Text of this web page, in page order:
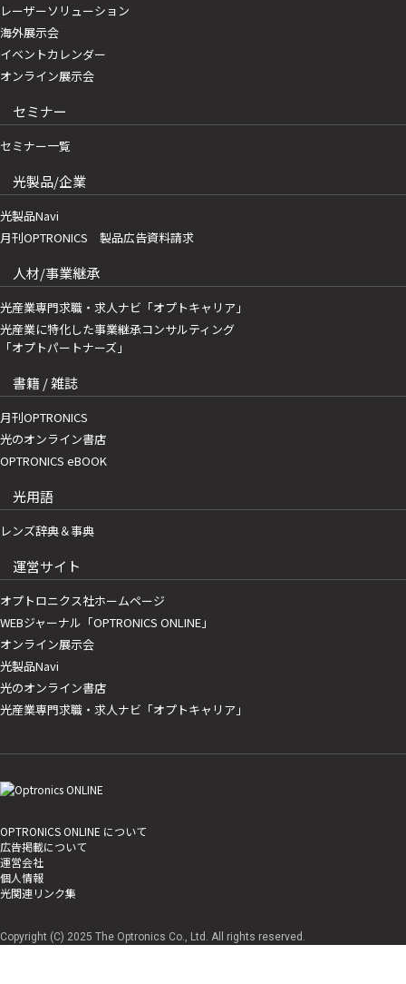
レーザーソリューション
海外展示会
イベントカレンダー
オンライン展示会
セミナー
セミナー一覧
光製品/企業
光製品Navi
月刊OPTRONICS 製品広告資料請求
人材/事業継承
光産業専門求職・求人ナビ「オプトキャリア」
光産業に特化した事業継承コンサルティング
「オプトパートナーズ」
書籍 / 雑誌
月刊OPTRONICS
光のオンライン書店
OPTRONICS eBOOK
光用語
レンズ辞典＆事典
運営サイト
オプトロニクス社ホームページ
WEBジャーナル「OPTRONICS ONLINE」
オンライン展示会
光製品Navi
光のオンライン書店
光産業専門求職・求人ナビ「オプトキャリア」
OPTRONICS ONLINE について
広告掲載について
運営会社
個人情報
光関連リンク集
Copyright (C) 2025 The Optronics Co., Ltd. All rights reserved.